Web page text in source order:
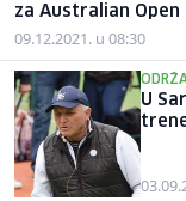
za Australian Open
09.12.2021. u 08:30
U